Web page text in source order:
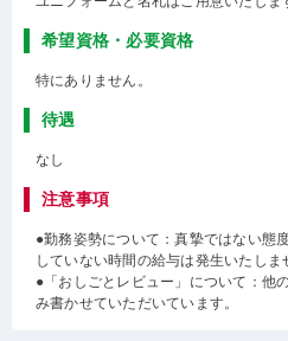
希望資格・必要資格
特にありません。
待遇
なし
注意事項
●勤務姿勢について：真摯ではない態
していない時間の給与は発生いたしま
●「おしごとレビュー」について：他
み書かせていただいています。